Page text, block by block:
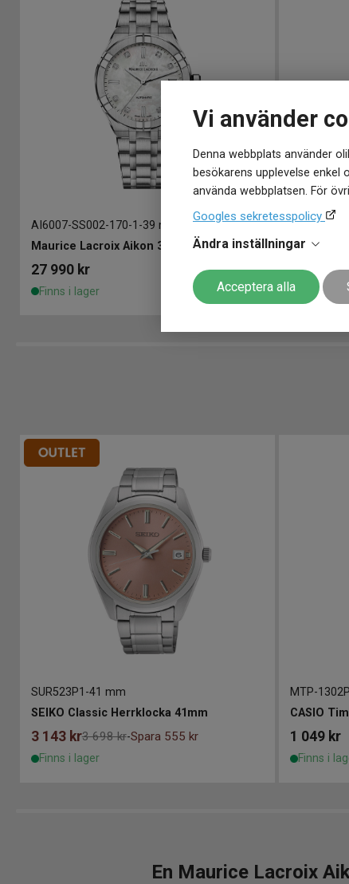
Vi använder
Denna webbplats använder
besökarens upplevelse
använda webbplatsen. För
Googles sekretesspolicy
Ändra inställningar
Acceptera alla
AI6007-SS002-170-1 -39 mm
Maurice Lacroix Aikon 39mm
27 990 kr
Finns i lager
AI6007-
Maurice
24 990 kr
Finns i
SUR523P1 -41 mm
SEIKO Classic Herrklocka 41mm
3 143 kr3 698 kr-Spara 555 kr
Finns i lager
MTP-
CASIO
1 049 kr
Finns i
En Maurice Lacroix